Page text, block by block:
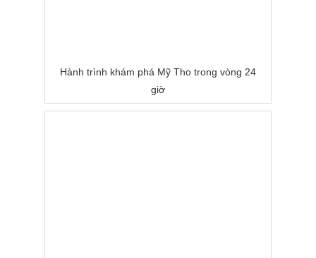
Hành trình khám phá Mỹ Tho trong vòng 24
giờ